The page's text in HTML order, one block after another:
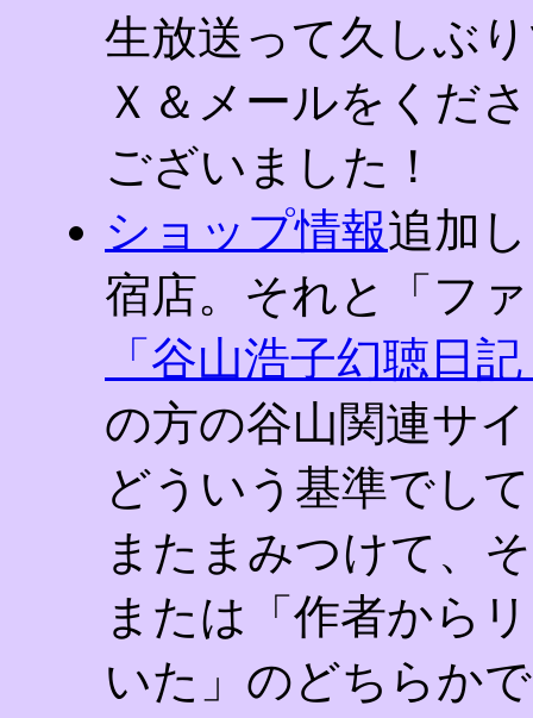
生放送って久しぶ
Ｘ＆メールをくだ
ございました！
ショップ情報追加
宿店。それと「フ
「谷山浩子幻聴日
の方の谷山関連サ
どういう基準でし
またまみつけて、
または「作者から
いた」のどちらか